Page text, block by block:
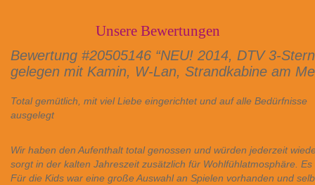
Unsere Bewertungen
Bewertung #20505146 “NEU! 2014, DTV 3-
gelegen mit Kamin, W-Lan, Strandkabine am
Total gemütlich, mit viel Liebe eingerichtet und auf alle Bedürfnisse
ausgelegt
Wir haben den Aufenthalt total genossen und würden jederzeit
sorgt in der kalten Jahreszeit zusätzlich für Wohlfühlatmosphäre.
Für die Kids war eine große Auswahl an Spielen vorhanden und